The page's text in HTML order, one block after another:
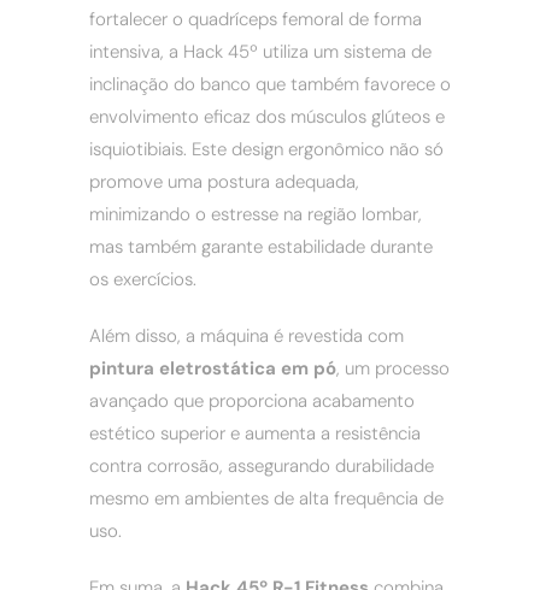
fortalecer o quadríceps femoral de forma
intensiva, a Hack 45º utiliza um sistema de
inclinação do banco que também favorece o
envolvimento eficaz dos músculos glúteos e
isquiotibiais. Este design ergonômico não só
promove uma postura adequada,
minimizando o estresse na região lombar,
mas também garante estabilidade durante
os exercícios.
Além disso, a máquina é revestida com
pintura eletrostática em pó, um processo
avançado que proporciona acabamento
estético superior e aumenta a resistência
contra corrosão, assegurando durabilidade
mesmo em ambientes de alta frequência de
uso.